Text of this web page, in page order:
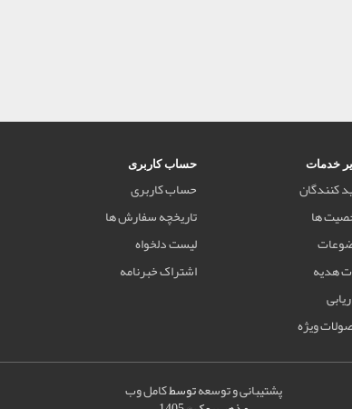
خدمات
کنندگان
ها
هدیه
ویژه
حساب کاربری
حساب کاربری
تاریخچه سفارش ها
لیست دلخواه
اشتراک خبرنامه
پشتیبانی و توسعهتوسطکامل وب